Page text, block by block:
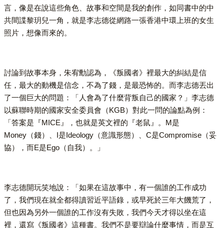
言，像是在說這些角色、故事和空間是我的創作，如同書中的中
共間諜黎玥兒一角，就是李志德從網路一張香港中環上班的女生
照片，想像而來的。
討論到故事本身，朱宥勳認為，《叛國者》裡最大的糾結是信
任，最大的動機是信念，不為了錢，是最恐怖的。而李志德丟出
了一個巨大的問題：「人會為了什麼背叛自己的國家？」李志德
以蘇聯時期的國家安全委員會（KGB）對此一問的論點為例：
「答案是『MICE』，也就是英文裡的『老鼠』。M是
Money（錢）、I是Ideology（意識形態）、C是Compromise（妥
協），而E是Ego（自我）。」
李志德開玩笑地說：「如果在這故事中，有一個誰的工作成功
了，我們現在就全都得讀習近平語錄，或早死於三年大饑荒了，
但也因為另外一個誰的工作沒有失敗，我們今天才得以坐在這
裡，還寫《叛國者》這種書。我們不是要辯論什麼事情，而是互